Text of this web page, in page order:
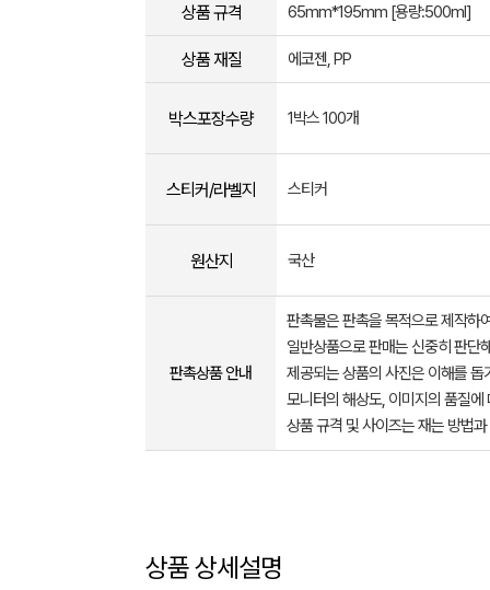
상품 규격 65mm*195mm [용량:500ml]
상품 재질 에코젠, PP
박스포장수량 1박스 100개
스티커/라벨지 스티커
원산지 국산
판촉상품 안내
판촉물은 판촉을 목적으로 제작하
일반상품으로 판매는 신중히 판단
제공되는 상품의 사진은 이해를
모니터의 해상도, 이미지의 품질
상품 규격 및 사이즈는 재는 방법
상품 상세설명